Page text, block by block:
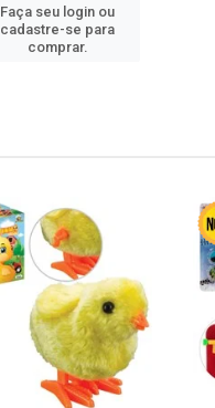
Faça seu login ou
cadastre-se para
comprar.